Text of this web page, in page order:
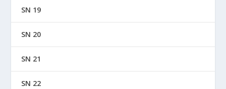
SN 19
SN 20
SN 21
SN 22